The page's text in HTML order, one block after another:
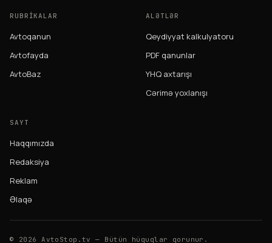
RUBRIKALAR
Avtoqanun
Avtofayda
AvtoBaz
ALƏTLƏR
Qeydiyyat kalkulyatoru
PDF qanunlar
YHQ axtarışı
Cərimə yoxlanışı
SAYT
Haqqımızda
Redaksiya
Reklam
Əlaqə
© 2026 AvtoStop.tv — Bütün hüquqlar qorunur.